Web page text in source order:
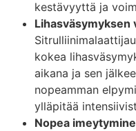
kestävyyttä ja
Lihasväsymyksen
kokea
aikana ja sen
nopeamman
ylläpitää
Nopea